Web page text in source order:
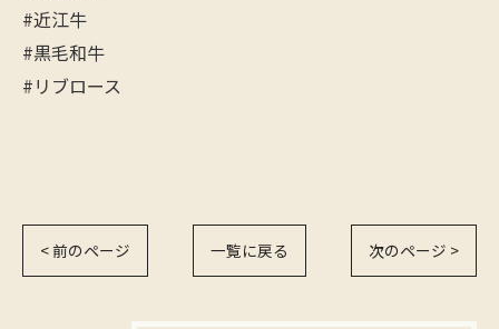
#近江牛
#黒毛和牛
#リブロース
< 前のページ 一覧に戻る 次のページ >